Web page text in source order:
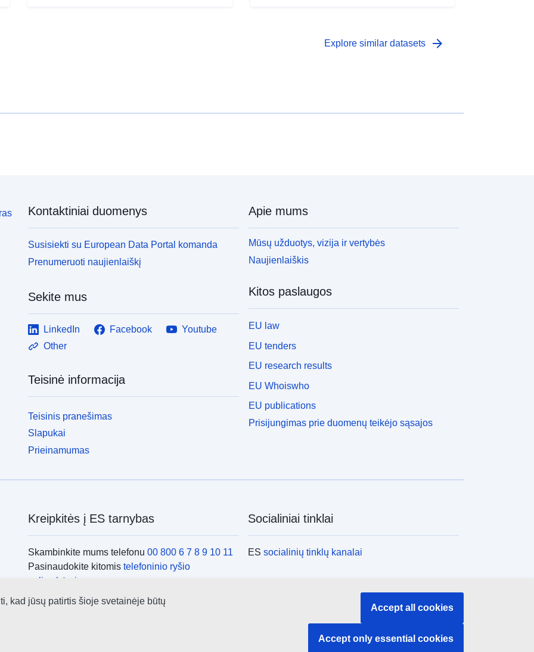
Explore similar datasets arrow_forward
Kontaktiniai duomenys
Susisiekti su European Data Portal komanda
Prenumeruoti naujienlaiškį
Sekite mus
LinkedIn Facebook
Youtube
Other
Teisinė informacija
Teisinis pranešimas
Slapukai
Prieinamumas
Apie mums
Mūsų užduotys, vizija ir vertybės
Naujienlaiškis
Kitos paslaugos
EU law
EU tenders
EU research results
EU Whoiswho
EU publications
Prisijungimas prie duomenų teikėjo sąsajos
Kreipkitės į ES tarnybas
Skambinkite mums telefonu 00 800 6 7 8 9 10 11
Pasinaudokite kitomis telefoninio ryšio
galimybėmis
Rašykite mums e. paštu naudodamiesi
forma
Socialiniai tinklai
ESsocialinių tinklų kanalai
ES institucijos ir įstaigos
kad jūsų patirtis šioje svetainėje būtų
Accept all cookies
Accept only essential cookies